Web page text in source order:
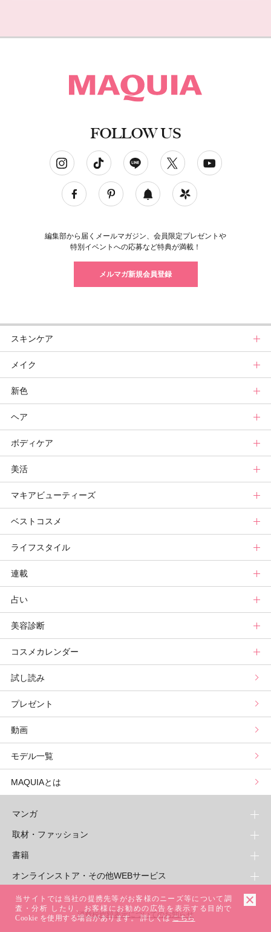
FOLLOW US
編集部から届くメールマガジン、会員限定プレゼントや
特別イベントへの応募など特典が満載！
メルマガ新規会員登録
スキンケア
スキンケアトップ
ニュース
スキンケアまとめ
スキンケア診断
メイク
メイクトップ
ニュース
メイクまとめ
ベースメイクカタログ
メイク診断
新色
新色トップ
クリスマスコフレ
秋新色
新色コスメスウォッチ
ビューティ速報
ヘア
ヘアトップ
ニュース
ヘアカタログ
ヘアまとめ
ヘア診断
ボディケア
ボディケアトップ
ニュース
ボディケアまとめ
ボディケア診断
美活
美活トップ
美活グランプリ
ヘルスケア・ダイエット
マキアビューティーズ
マキアビューティーズトップ
TOPビューティーズ一覧
ビューティーズ一覧
記事ランキング
メンバーランキング
ベストコスメ
ベストコスメトップ
ベストコスメ
読者ベスコス
プチプラコスメグランプリ
ブライトニング・UVグランプリ
プリュスベスコス
ライフスタイル
ライフスタイルトップ
ニュース
ライフスタイルまとめ
ライフスタイル診断
連載
連載トップ
マキアエディターズのオッス！推しコス
小林ひろ美のキレイはかけ算
小田ユイコのマニアックビューティREPORT
野毛まゆりの実況野毛Channel
星谷菜々の美に効くスイーツ
山本舞香のBeauty Script
占い
占いトップ
Keikoの月星座占い
三島キアリーの12星座別 恋愛運&美容運
動物キャラナビ占い
ムーン・リーの運を呼び寄せる香り
美容診断
美容診断トップ
パーソナルカラー診断
顔タイプ髪型診断
コスメカレンダー
コスメカレンダートップ
検索
試し読み
プレゼント
動画
モデル一覧
MAQUIAとは
マンガ
少年マンガ
週刊少年ジャンプ
Vジャンプ
最強ジャンプ
少年ジャンプ+
青年マンガ
少年ジャンプ+
ZEBRACK
S-MANGA
少女マンガ
ZEBRACK
女性マンガ
ジャンプTOON
取材・ファッション
ファッション・美容
Seventeen
BAILA
MAQUIA
芸能・情報・スポーツ
週プレNEWS
書籍
文芸・文庫・総合
小説すばる
学芸・ノンフィクション・新書
1日5分で、明日は変わる よみタイ yomitai
ライトノベル・ノベライズ
オンラインストア・その他WEBサービス
オンラインストア
OTO
その他WEBサービス消費税総額表示についてのお知らせ
当サイトでは当社の提携先等がお客様のニーズ等について調
査・分析 したり、お客様にお勧めの広告を表示する目的で
Cookie を使用する場合があります。 詳しくは こちら